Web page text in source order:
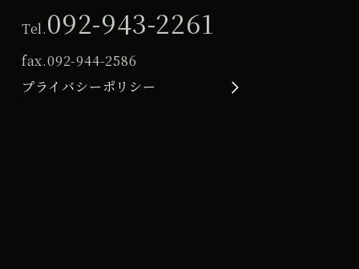
Tel.092-943-2261
fax.092-944-2586
プライバシーポリシー